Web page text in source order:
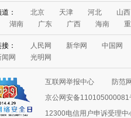
： 北京 天津 河北
山西
湖南 广东 广西 海南
： 人民网 新华网
中国网
网
光明网
互联网举报中心
防范
京公网安备110105000081
12300电信用户申诉受理中